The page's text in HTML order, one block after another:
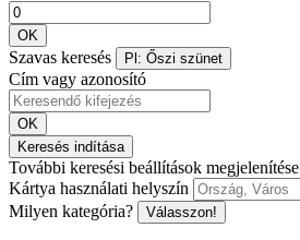
OK
Szavas keresés Pl: Őszi szünet
Cím vagy azonosító
OK
Keresés indítása
További keresési beállítások megjelenítése
Kártya használati helyszín
Milyen kategória?
Válasszon!